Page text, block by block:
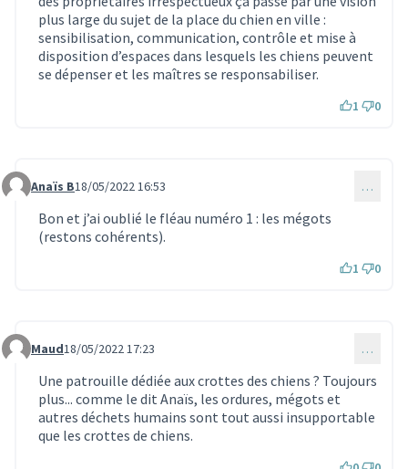
plus large du sujet de la place du chien en ville :
sensibilisation, communication, contrôle et mise à
disposition d’espaces dans lesquels les chiens peuvent
se dépenser et les maîtres se responsabiliser.
1 0
Commentaire 1525
Anaïs B18/05/2022 16:53 …
Bon et j’ai oublié le fléau numéro 1 : les mégots
(restons cohérents).
1 0
Commentaire 1526
Maud18/05/2022 17:23 …
Une patrouille dédiée aux crottes des chiens ? Toujours
plus... comme le dit Anaïs, les ordures, mégots et
autres déchets humains sont tout aussi insupportable
que les crottes de chiens.